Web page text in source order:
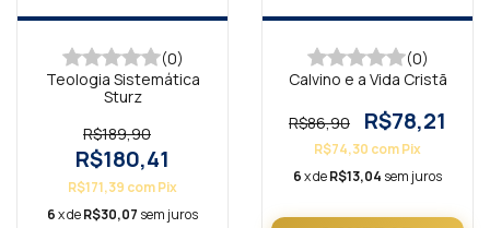
(0)
Teologia Sistemática
Sturz
R$189,90
R$180,41
R$171,39 comPix
6x deR$30,07 sem juros
(0)
Calvino e a Vida Cristã
R$86,90 R$78,21
R$74,30 comPix
6x deR$13,04 sem juros